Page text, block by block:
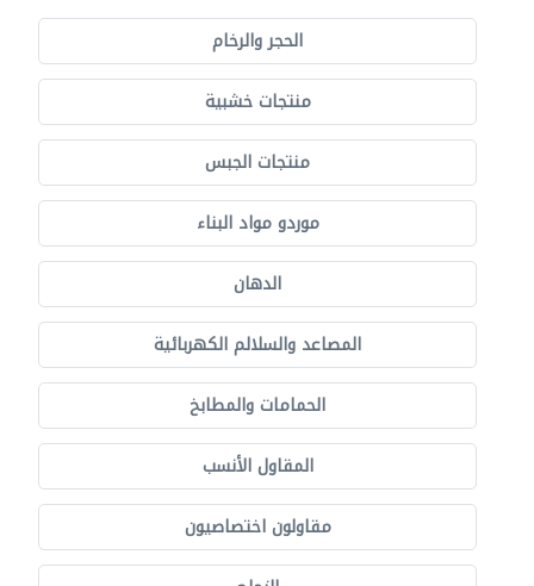
الحجر والرخام
منتجات خشبية
منتجات الجبس
موردو مواد البناء
الدهان
المصاعد والسلالم الكهربائية
الحمامات والمطابخ
المقاول الأنسب
مقاولون اختصاصيون